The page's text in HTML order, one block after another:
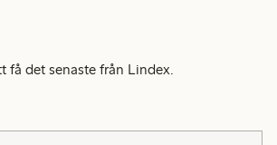
få det senaste från Lindex.